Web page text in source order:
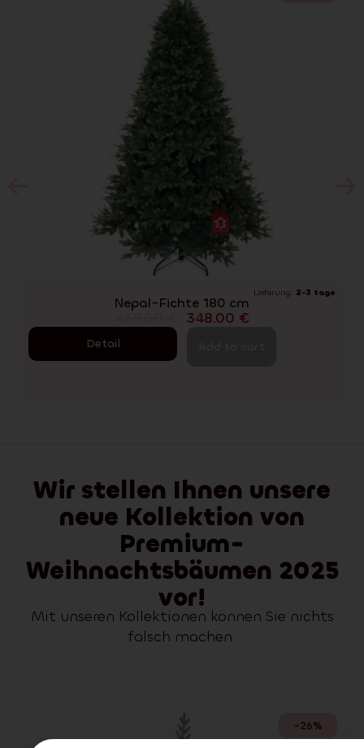
Lieferung: 2-3 tage
Nepal-Fichte 180 cm
348.00 €
Detail
Wir stellen Ihnen unsere
neue Kollektion von
Premium-
Weihnachtsbäumen 2025
vor!
Mit unseren Kollektionen können Sie nichts
falsch machen.
-26%